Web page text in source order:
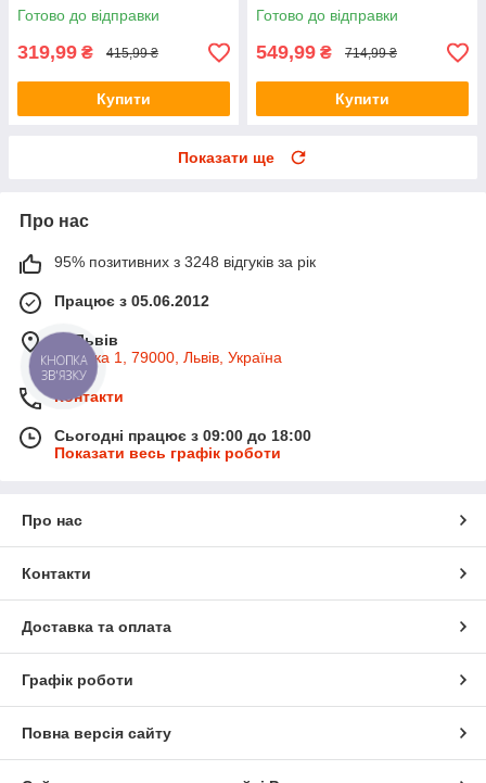
Готово до відправки
319,99 ₴ 415,99 ₴
Купити
Готово до відправки
549,99 ₴ 714,99 ₴
Купити
Показати ще
Про нас
95% позитивних з 3248 відгуків за рік
Працює з 05.06.2012
м. Львів
Широка 1, 79000, Львів, Україна
Контакти
Сьогодні працює з 09:00 до 18:00
Показати весь графік роботи
Про нас
Контакти
Доставка та оплата
Графік роботи
Повна версія сайту
КНОПКА
ЗВ'ЯЗКУ